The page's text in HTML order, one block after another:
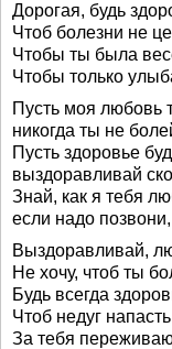
Дорогая, будь
Чтоб болезни не
Чтобы ты была
Чтобы только
Пусть моя любовь
никогда ты не
Пусть здоровье
выздоравливай
Знай, как я тебя
если надо
Выздоравливай,
Не хочу, чтоб ты
Будь всегда
Чтоб недуг
За тебя